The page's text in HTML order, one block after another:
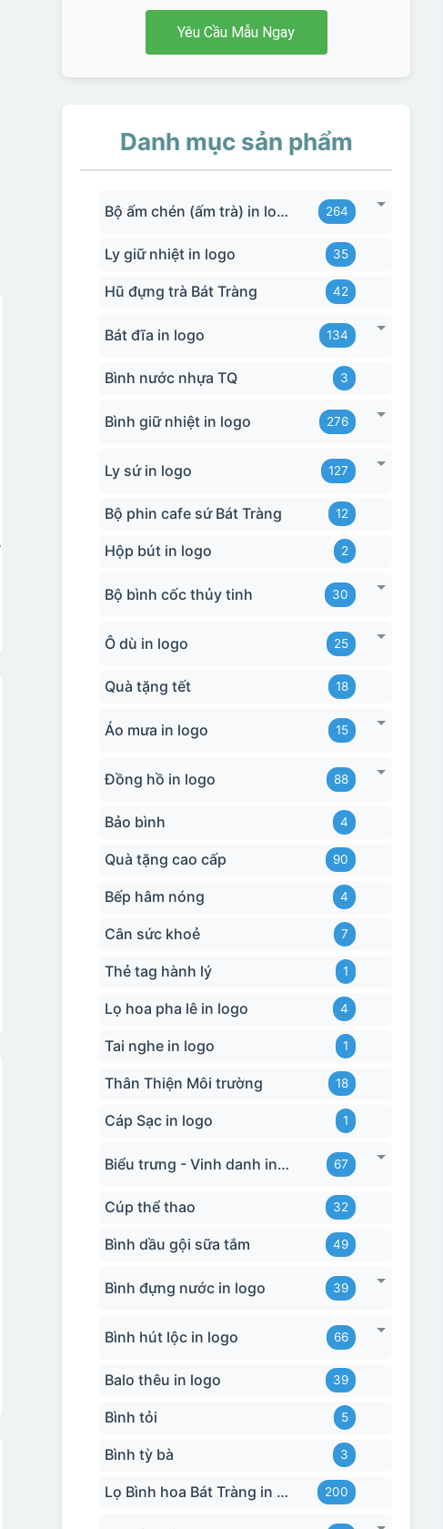
Yêu Cầu Mẫu Ngay
Danh mục sản phẩm
Bộ ấm chén (ấm trà) in logo 264
Ly giữ nhiệt in logo 35
Hũ đựng trà Bát Tràng 42
Bát đĩa in logo 134
Bình nước nhựa TQ 3
Bình giữ nhiệt in logo 276
Ly sứ in logo 127
Bộ phin cafe sứ Bát Tràng 12
Hộp bút in logo 2
Bộ bình cốc thủy tinh 30
Ô dù in logo 25
Quà tặng tết 18
Áo mưa in logo 15
Đồng hồ in logo 88
Bảo bình 4
Quà tặng cao cấp 90
Bếp hâm nóng 4
Cân sức khoẻ 7
Thẻ tag hành lý 1
Lọ hoa pha lê in logo 4
Tai nghe in logo 1
Thân Thiện Môi trường 18
Cáp Sạc in logo 1
Biểu trưng - Vinh danh in logo 67
Cúp thể thao 32
Bình dầu gội sữa tắm 49
Bình đựng nước in logo 39
Bình hút lộc in logo 66
Balo thêu in logo 39
Bình tỏi 5
Bình tỳ bà 3
Lọ Bình hoa Bát Tràng in logo 200